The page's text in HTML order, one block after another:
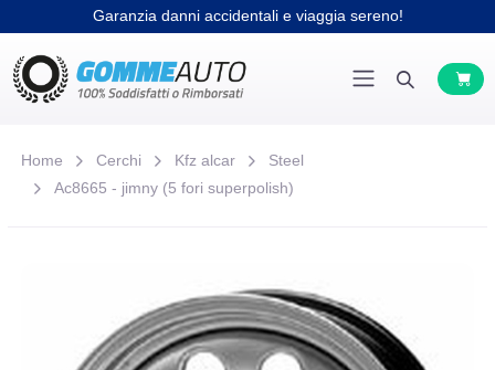
Garanzia danni accidentali e viaggia sereno!
Home Cerchi Kfz alcar
Steel
Ac8665 - jimny (5 fori superpolish)